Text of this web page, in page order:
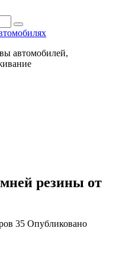
автомобилей,
резины от
35 Опубликовано